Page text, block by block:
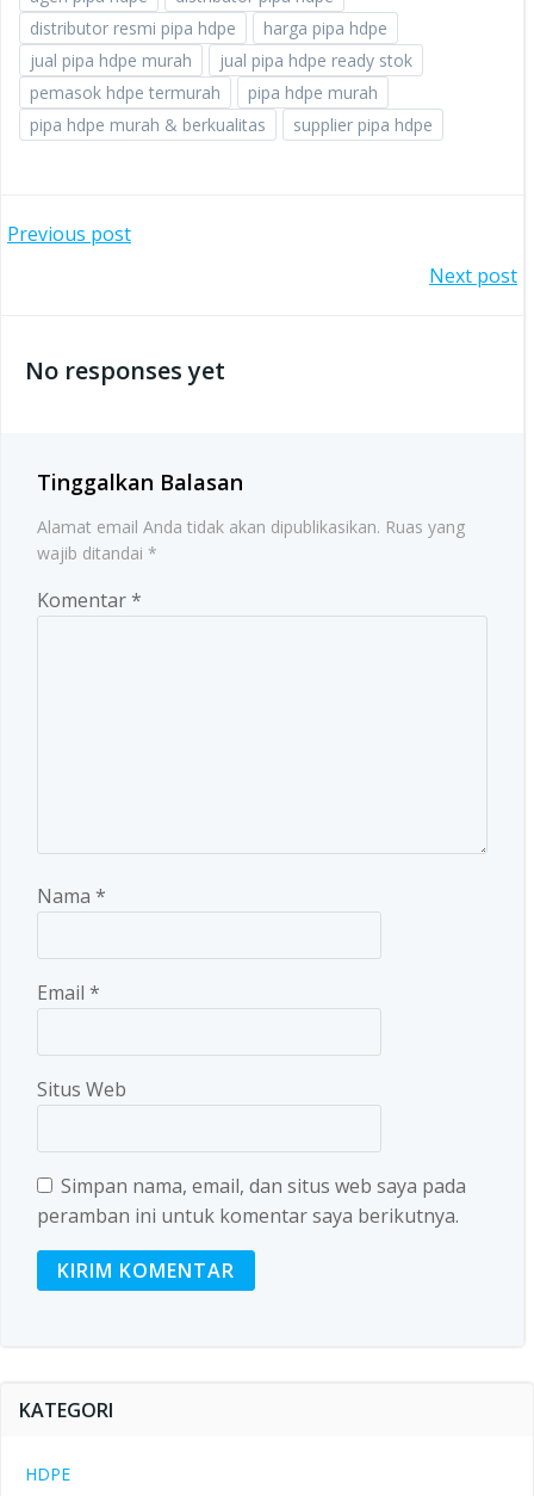
distributor resmi pipa hdpe
harga pipa hdpe
jual pipa hdpe murah
jual pipa hdpe ready stok
pemasok hdpe termurah
pipa hdpe murah
pipa hdpe murah & berkualitas
supplier pipa hdpe
Post
Previous post
navigation
Next post
No responses yet
Tinggalkan Balasan
Alamat email Anda tidak akan dipublikasikan. Ruas yang
wajib ditandai *
Komentar*
Nama *
Email *
Situs Web
Simpan nama, email, dan situs web saya pada
peramban ini untuk komentar saya berikutnya.
KATEGORI
HDPE